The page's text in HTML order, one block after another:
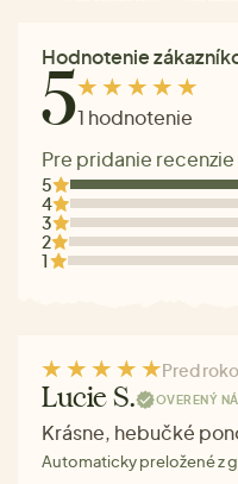
Hodnotenie
51 hodnotenie
Pre pridanie recenzie
5
4
3
2
1
Pred
Lucie S. OVERENÝ
Krásne, hebučké
Automaticky preložené z